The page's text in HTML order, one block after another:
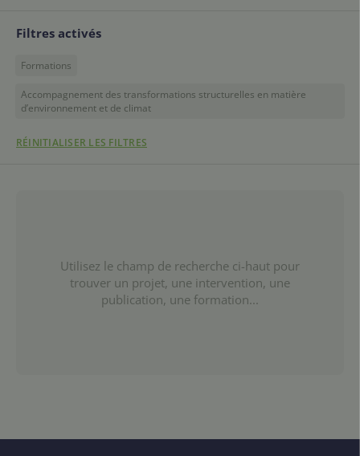
Filtres activés
Formations
Accompagnement des transformations structurelles en matière
d’environnement et de climat
RÉINITIALISER LES FILTRES
Utilisez le champ de recherche ci-haut pour
trouver un projet, une intervention, une
publication, une formation...